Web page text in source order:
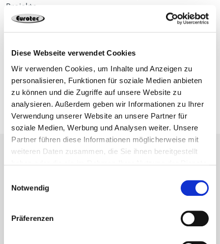
Diese Webseite verwendet Cookies
Wir verwenden Cookies, um Inhalte und Anzeigen zu
personalisieren, Funktionen für soziale Medien anbieten
zu können und die Zugriffe auf unsere Website zu
analysieren. Außerdem geben wir Informationen zu Ihrer
Verwendung unserer Website an unsere Partner für
soziale Medien, Werbung und Analysen weiter. Unsere
Partner führen diese Informationen möglicherweise mit
weiteren Daten zusammen, die Sie ihnen bereitgestellt
Notwendig
Präferenzen
Projekte.
Wir arbeiten stetig an der Weiterentwicklung unseres
auf der Suche nach qualifizierten und
motivierten
Mitarbeitern (m/w/d),
die
verantwortungsbewusst zu unserem
unternehmerischen Erfolg beitragen.
rund um Eurotec verpassen